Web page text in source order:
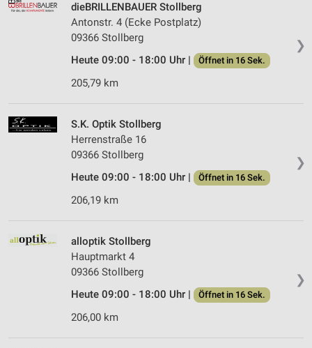
❯
dieBRILLENBAUER Stollberg
Antonstr. 4 (Ecke Postplatz)
09366 Stollberg
Heute 09:00 - 18:00 Uhr |
Öffnet in 16 Sek.
205,79 km
❯
S.K. Optik Stollberg
Herrenstraße 16
09366 Stollberg
Heute 09:00 - 18:00 Uhr |
Öffnet in 16 Sek.
206,19 km
❯
alloptik Stollberg
Hauptmarkt 4
09366 Stollberg
Heute 09:00 - 18:00 Uhr |
Öffnet in 16 Sek.
206,00 km